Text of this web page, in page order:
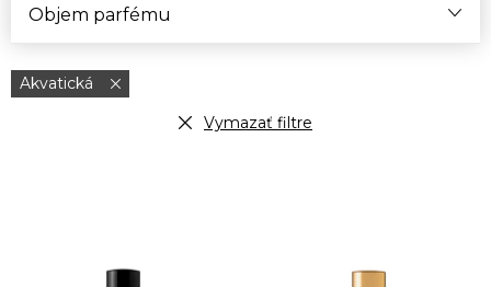
Objem parfému
Akvatická
Vymazať filtre